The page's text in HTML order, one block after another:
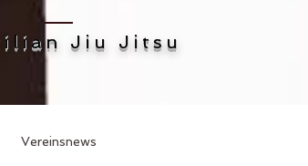
Jiu Jitsu
Vereinsnews